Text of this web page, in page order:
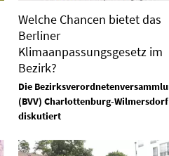
Welche Chancen bietet das
Berliner
Klimaanpassungsgesetz im
Bezirk?
Die
(BVV) Charlottenburg-Wilmersdorf
diskutiert